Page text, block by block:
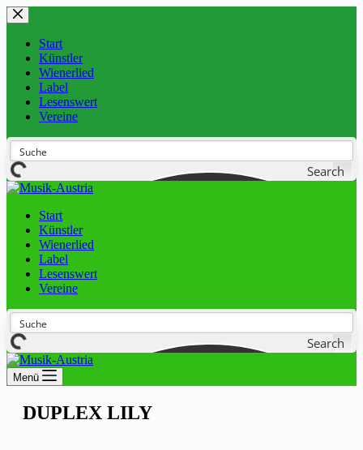
Start
Künstler
Wienerlied
Label
Lesenswert
Vereine
Search
Start
Künstler
Wienerlied
Label
Lesenswert
Vereine
Search
Menü
DUPLEX LILY